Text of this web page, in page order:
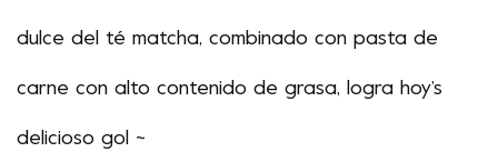
dulce del té matcha, combinado con pasta de
carne con alto contenido de grasa, logra hoy’s
delicioso gol ~